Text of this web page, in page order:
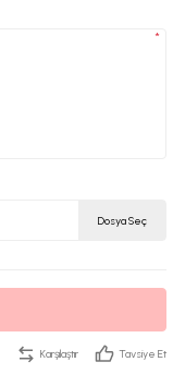
*
Dosya Seç
Karşılaştır Tavsiye Et